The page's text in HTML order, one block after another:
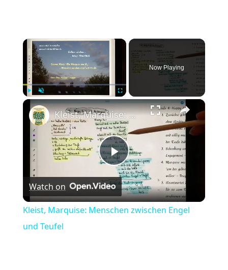
×
Now Playing
Play
Video
Kleist, Marquise: Menschen zwischen Engel und Teufel
Watch on
Kleist, Marquise: Menschen zwischen Engel
und Teufel